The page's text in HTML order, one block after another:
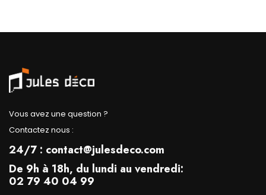
Vous avez une question ?
Contactez nous :
24/7 : contact@julesdeco.com
De 9h à 18h, du lundi au vendredi:
02 79 40 04 99